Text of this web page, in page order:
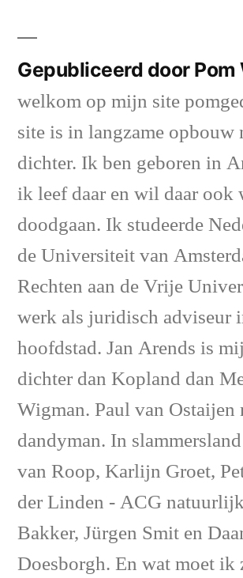
Gepubliceerd door
welkom op mijn site
site is in langzame opbouw
dichter. Ik ben geboren in
ik leef daar en wil daar ook
doodgaan. Ik studeerde
de Universiteit van
Rechten aan de Vrije
werk als juridisch adviseur
hoofdstad. Jan Arends is
dichter dan Kopland dan
Wigman. Paul van Ostaijen
dandyman. In
van Roop, Karlijn Groet,
der Linden - ACG
Bakker, Jürgen Smit en
Doesborgh. En wat moet ik